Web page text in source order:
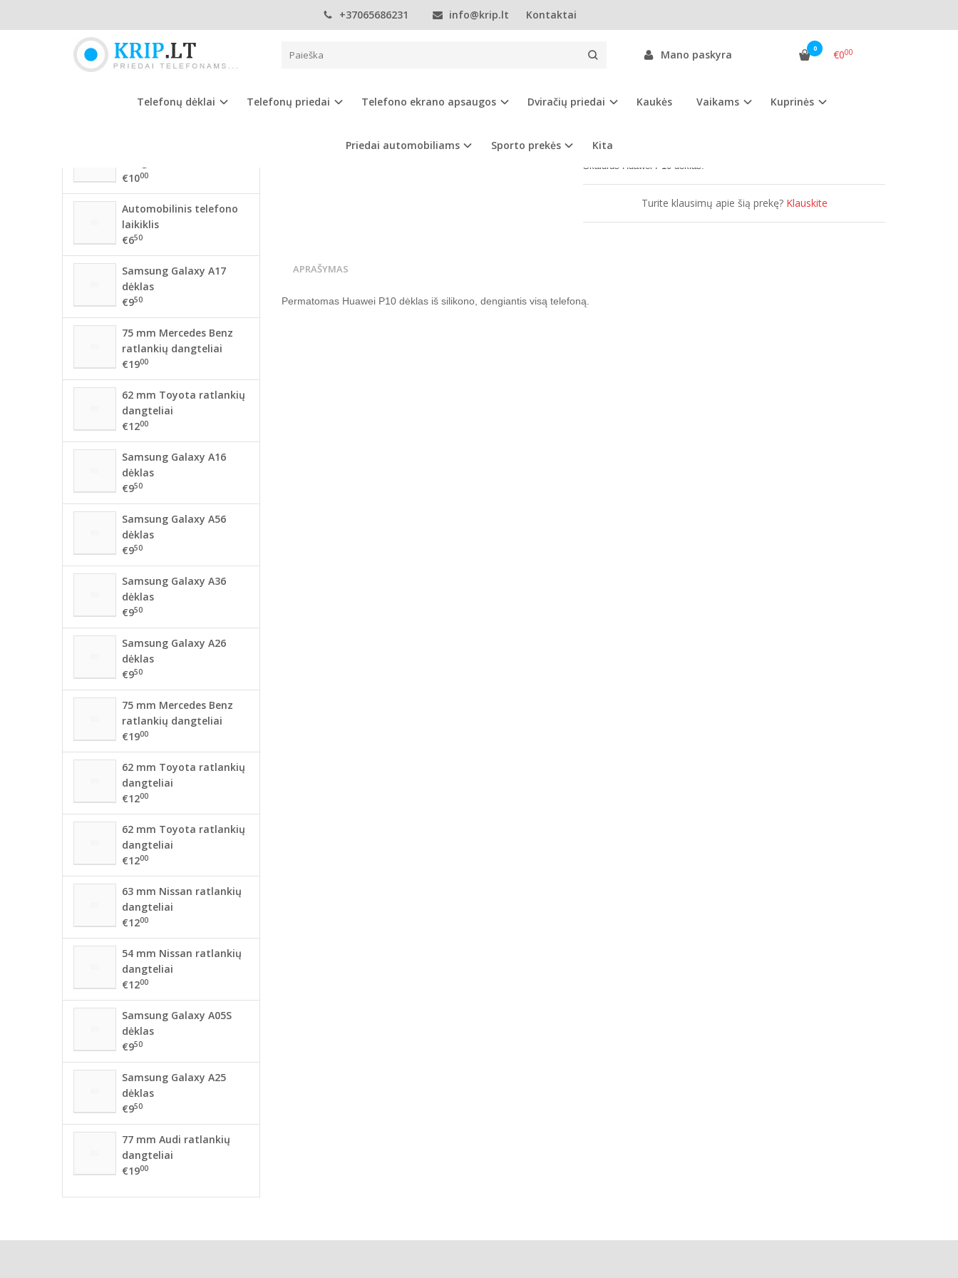
+37065686231 info@krip.lt Kontaktai
Mano paskyra 0 €000
Telefonų dėklai Telefonų priedai Telefono ekrano apsaugos Dviračių priedai Kaukės Vaikams Kuprinės
Priedai automobiliams Sporto prekės Kita
Pagrindinis Telefonų dėklai Huawei P10 Huawei P10 dėklas
HUAWEI P10 DĖKLAS
Prekės kodas: HP10D.ss
Skaidrus Huawei P10 dėklas.
Turite klausimų apie šią prekę? Klauskite
APRAŠYMAS
Permatomas Huawei P10 dėklas iš silikono, dengiantis visą telefoną.
NAUJAUSIOS PREKĖS
dangteliai
€1000
Automobilinis telefono
laikiklis
€650
Samsung Galaxy A17
dėklas
€950
75 mm Mercedes Benz
ratlankių dangteliai
€1900
62 mm Toyota ratlankių
dangteliai
€1200
Samsung Galaxy A16
dėklas
€950
Samsung Galaxy A56
dėklas
€950
Samsung Galaxy A36
dėklas
€950
Samsung Galaxy A26
dėklas
€950
75 mm Mercedes Benz
ratlankių dangteliai
€1900
62 mm Toyota ratlankių
dangteliai
€1200
62 mm Toyota ratlankių
dangteliai
€1200
63 mm Nissan ratlankių
dangteliai
€1200
54 mm Nissan ratlankių
dangteliai
€1200
Samsung Galaxy A05S
dėklas
€950
Samsung Galaxy A25
dėklas
€950
77 mm Audi ratlankių
dangteliai
€1900